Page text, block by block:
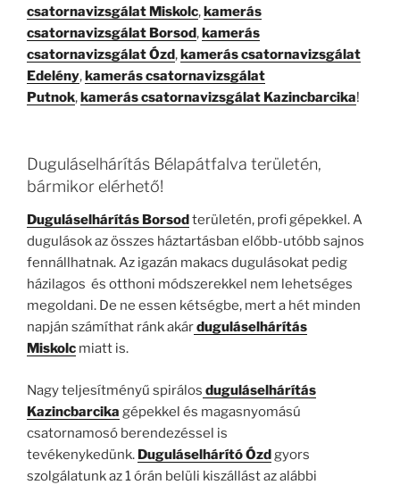
csatornavizsgálat Miskolc,kamerás
csatornavizsgálat Borsod,kamerás
csatornavizsgálat Ózd,kamerás csatornavizsgálat
Edelény,kamerás csatornavizsgálat
Putnok,kamerás csatornavizsgálat Kazincbarcika!
Duguláselhárítás Bélapátfalva területén,
bármikor elérhető!
Duguláselhárítás Borsodterületén, profi gépekkel. A
dugulások az összes háztartásban előbb-utóbb sajnos
fennállhatnak. Az igazán makacs dugulásokat pedig
házilagos és otthoni módszerekkel nem lehetséges
megoldani. De ne essen kétségbe, mert a hét minden
napján számíthat ránk akárduguláselhárítás
Miskolc miatt is.
Nagy teljesítményű spirálos duguláselhárítás
Kazincbarcika gépekkel és magasnyomású
csatornamosó berendezéssel is
tevékenykedünk. Duguláselhárító Ózd gyors
szolgálatunk az 1 órán belüli kiszállást az alábbi